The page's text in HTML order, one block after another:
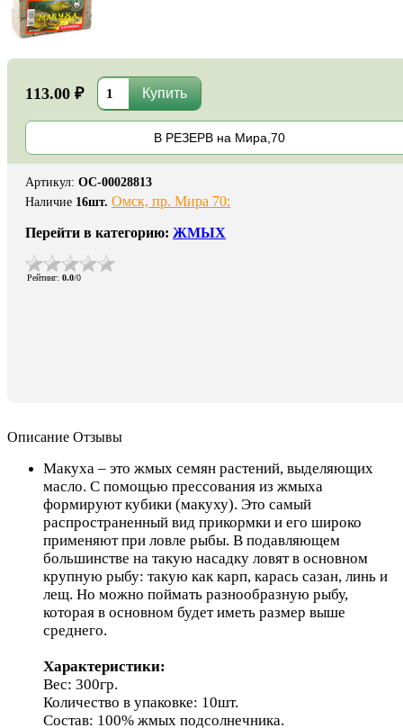
113.00 ₽
В РЕЗЕРВ на Мира,70
Артикул: ОС-00028813
Наличие 16шт. Омск, пр. Мира 70:
Перейти в категорию: ЖМЫХ
Рейтинг: 0.0/0
Описание Отзывы
Макуха – это жмых семян растений, выделяющих
масло. С помощью прессования из жмыха
формируют кубики (макуху). Это самый
распространенный вид прикормки и его широко
применяют при ловле рыбы. В подавляющем
большинстве на такую насадку ловят в основном
крупную рыбу: такую как карп, карась сазан, линь и
лещ. Но можно поймать разнообразную рыбу,
которая в основном будет иметь размер выше
среднего.
Характеристики:
Вес: 300гр.
Количество в упаковке: 10шт.
Состав: 100% жмых подсолнечника.